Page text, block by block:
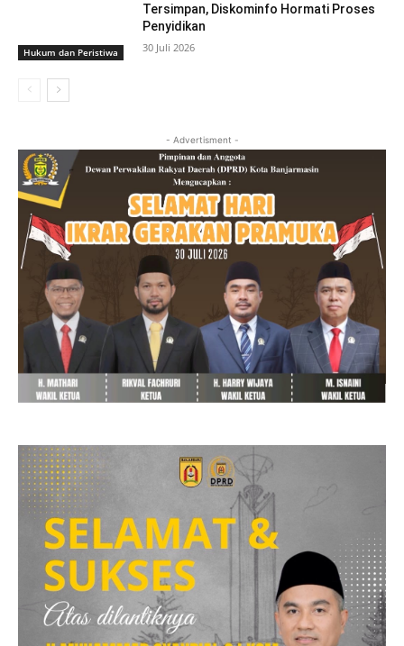
Hukum dan Peristiwa
Tersimpan, Diskominfo Hormati Proses
Penyidikan
30 Juli 2026
- Advertisment -